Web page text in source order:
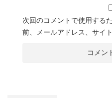
次回のコメントで使用する
前、メールアドレス、サイ